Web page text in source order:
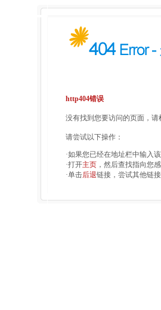
http404错误
没有找到您要访问的页面，
请尝试以下操作：
·如果您已经在地址栏中输入
·打开主页 ，然后查找指向您
·单击后退链接，尝试其他链